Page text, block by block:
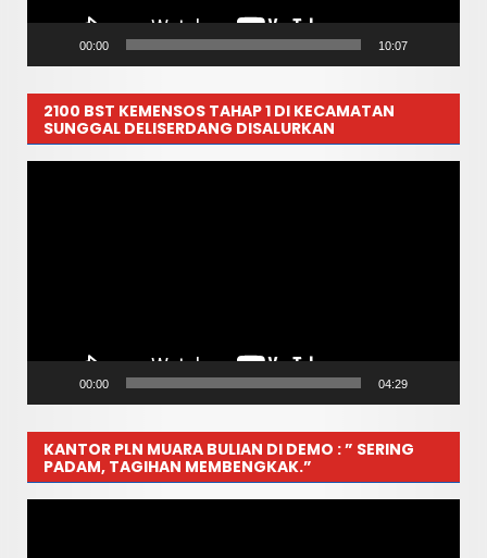
00:00 10:07
2100 BST KEMENSOS TAHAP 1 DI KECAMATAN
SUNGGAL DELISERDANG DISALURKAN
00:00 04:29
KANTOR PLN MUARA BULIAN DI DEMO : ” SERING
PADAM, TAGIHAN MEMBENGKAK.”